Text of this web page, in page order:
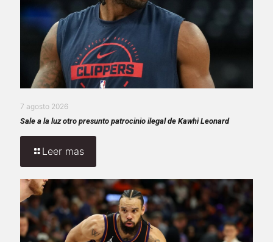
7 agosto 2026
Sale a la luz otro presunto patrocinio ilegal de Kawhi Leonard
Leer mas